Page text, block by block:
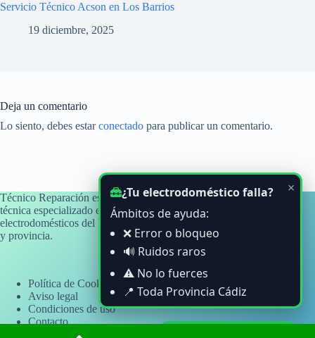
Servicio Técnico Acson en Los Barrios
19 diciembre, 2025
Deja un comentario
Lo siento, debes estarconectado para publicar un comentario.
Técnico Reparación es un blog informativo y de orientación
técnica especializado en averías y problemas habituales de
electrodomésticos del hogar, con atención a usuarios de Cádiz
y provincia.
Política de Cookies
Aviso legal
Condiciones de uso
Contacto
Copyright © 2026 - Sitio web informativo independiente. No
×
¿Tu electrodoméstico falla?
Ámbitos de ayuda:
❌ Error o bloqueo
🔊 Ruidos raros
⚠️ No lo fuerces
📍 Toda Provincia Cádiz